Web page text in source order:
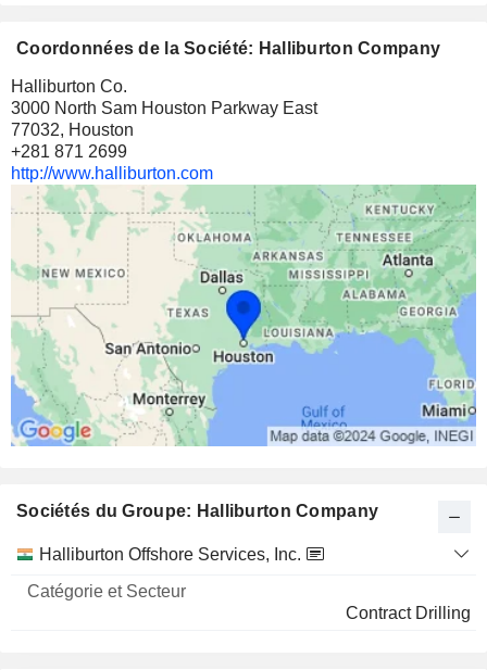
Coordonnées de la Société: Halliburton Company
Halliburton Co.
3000 North Sam Houston Parkway East
77032, Houston
+281 871 2699
http://www.halliburton.com
Sociétés du Groupe: Halliburton Company
Nom
Catégorie
Secteur
Halliburton Offshore Services, Inc.
Contract Drilling